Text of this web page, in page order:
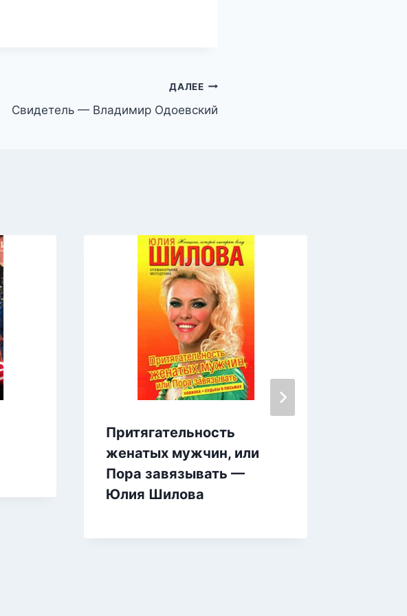
ДАЛЕЕ
Свидетель — Владимир Одоевский
Притягательность
женатых мужчин, или
Пора завязывать —
Юлия Шилова